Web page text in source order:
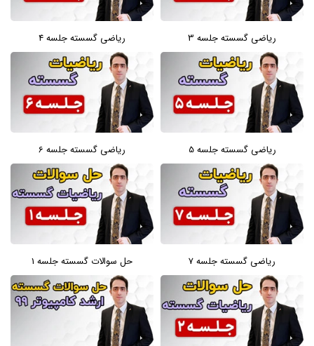
ریاضی گسسته جلسه 3 ریاضی گسسته جلسه 4
ریاضی گسسته جلسه 5 ریاضی گسسته جلسه 6
ریاضی گسسته جلسه 7 حل سوالات گسسته جلسه 1